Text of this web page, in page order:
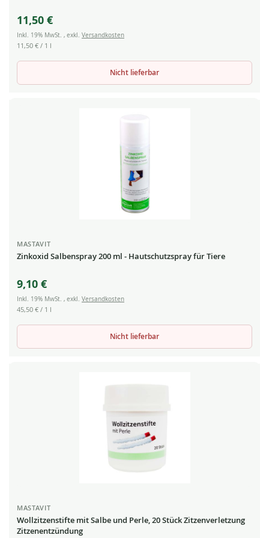
11,50 €
Inkl. 19% MwSt. , exkl. Versandkosten
11,50 € / 1 l
Nicht lieferbar
MASTAVIT
Zinkoxid Salbenspray 200 ml - Hautschutzspray für Tiere
9,10 €
Inkl. 19% MwSt. , exkl. Versandkosten
45,50 € / 1 l
Nicht lieferbar
MASTAVIT
Wollzitzenstifte mit Salbe und Perle, 20 Stück Zitzenverletzung
Zitzenentzündung